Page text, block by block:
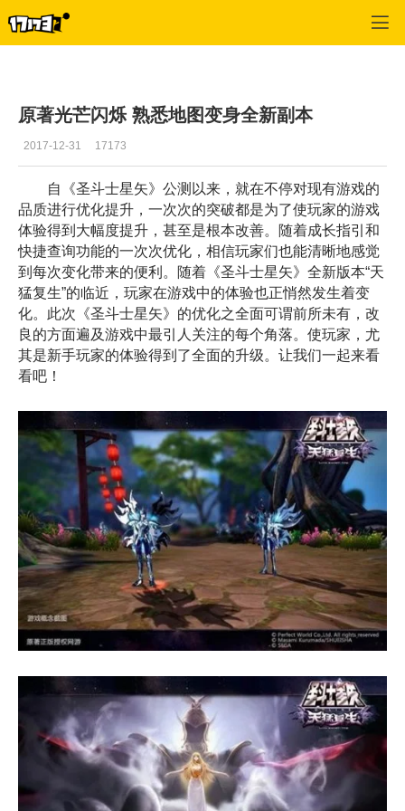
原著光芒闪烁 熟悉地图变身全新副本
2017-12-31 17173
自《圣斗士星矢》公测以来，就在不停对现有游戏的
品质进行优化提升，一次次的突破都是为了使玩家的游戏
体验得到大幅度提升，甚至是根本改善。随着成长指引和
快捷查询功能的一次次优化，相信玩家们也能清晰地感觉
到每次变化带来的便利。随着《圣斗士星矢》全新版本“天
猛复生”的临近，玩家在游戏中的体验也正悄然发生着变
化。此次《圣斗士星矢》的优化之全面可谓前所未有，改
良的方面遍及游戏中最引人关注的每个角落。使玩家，尤
其是新手玩家的体验得到了全面的升级。让我们一起来看
看吧！